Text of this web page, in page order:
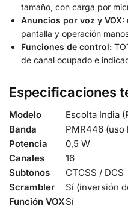
tamaño, con carga por
Anuncios por voz y VOX:
pantalla y operación
Funciones de control:
de canal ocupado e
Especificaciones
Modelo
Escolta India
Banda
PMR446 (uso
Potencia
0,5 W
Canales
16
Subtonos
CTCSS / DCS
Scrambler
Sí (inversión
Función VOXSí